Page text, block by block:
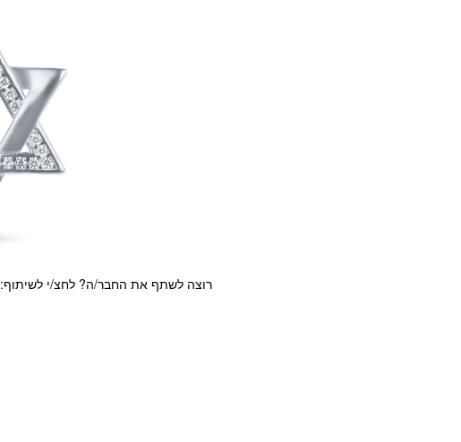
רוצה לשתף את החבר/ה? לחצ/י לשיתוף: